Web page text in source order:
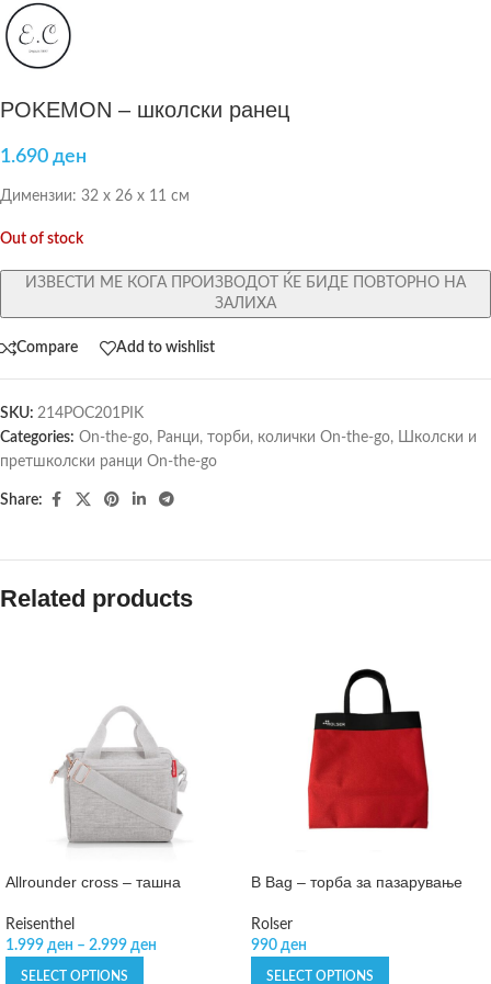
POKEMON – школски ранец
1.690 ден
Димензии: 32 х 26 х 11 см
Out of stock
ИЗВЕСТИ МЕ КОГА ПРОИЗВОДОТ ЌЕ БИДЕ ПОВТОРНО НА
ЗАЛИХА
Compare Add to wishlist
SKU: 214POC201PIK
Categories: On-the-go, Ранци, торби, колички On-the-go, Школски и
претшколски ранци On-the-go
Share:
Related products
Allrounder cross – ташна
Reisenthel
1.999 ден – 2.999 ден
SELECT OPTIONS
B Bag – торба за пазарување
Rolser
990 ден
SELECT OPTIONS